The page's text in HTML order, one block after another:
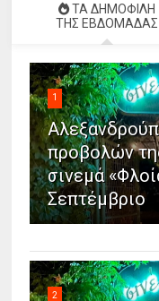
ΤΑ ΔΗΜΟΦΙΛΗ
ΤΗΣ ΕΒΔΟΜΑΔΑΣ
1
προβολών
σινεμά
Σεπτέμβριο
2